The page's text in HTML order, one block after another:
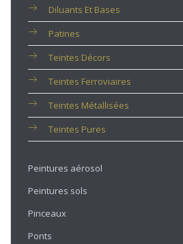
Diluants Et Bases
Patines
Teintes Décors
Teintes Ferroviaires
Teintes Métallisées
Teintes Pures
Peintures aérosol
Peintures sols
Pinceaux
Ponts